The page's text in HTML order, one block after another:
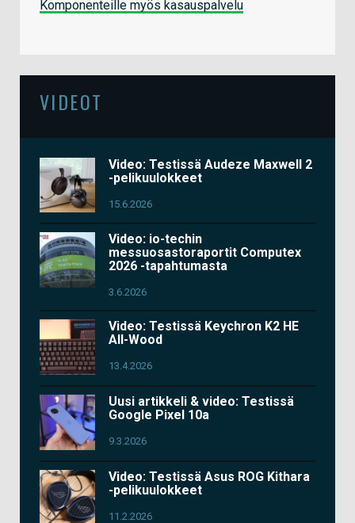
Komponenteille myös kasauspalvelu
VIDEOT
Video: Testissä Audeze Maxwell 2
-pelikuulokkeet
15.6.2026
Video: io-techin
messuosastoraportit Computex
2026 -tapahtumasta
3.6.2026
Video: Testissä Keychron K2 HE
All-Wood
13.4.2026
Uusi artikkeli & video: Testissä
Google Pixel 10a
9.3.2026
Video: Testissä Asus ROG Kithara
-pelikuulokkeet
11.2.2026